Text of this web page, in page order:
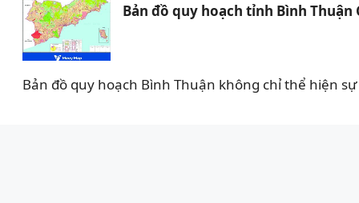
Bản đồ quy hoạch tỉnh Bình Thuận
Bản đồ quy hoạch Bình Thuận không chỉ thể hiện